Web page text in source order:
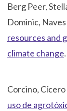
Berg Peer,
Dominic,
resources and
climate change
Corcino,
uso de